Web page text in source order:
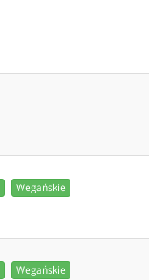
Wegańskie
Wegańskie